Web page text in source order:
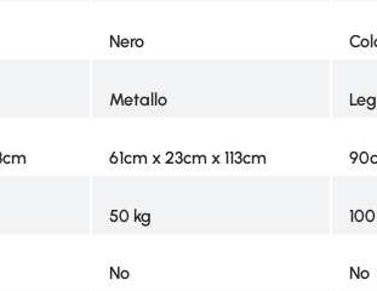
Nero
Metallo
61cm x 23cm x 113cm
50 kg
No
No